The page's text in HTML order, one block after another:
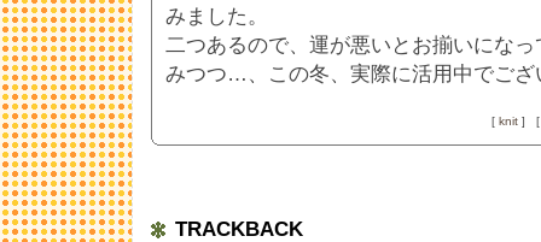
みました。
二つあるので、運が悪いとお揃いにな
みつつ…、この冬、実際に活用中でござ
[ knit ]
TRACKBACK